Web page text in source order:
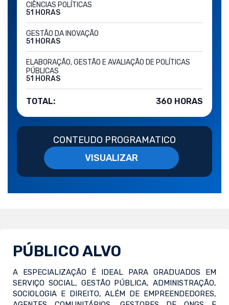
CIÊNCIAS POLÍTICAS
51 HORAS
GESTÃO DA INOVAÇÃO
51 HORAS
ELABORAÇÃO, GESTÃO E AVALIAÇÃO DE POLÍTICAS
PÚBLICAS
51 HORAS
TOTAL: 360 HORAS
CONTEUDO PROGRAMATICO
VISUALIZAR
PÚBLICO ALVO
A ESPECIALIZAÇÃO É IDEAL PARA GRADUADOS EM
SERVIÇO SOCIAL, GESTÃO PÚBLICA, ADMINISTRAÇÃO,
SOCIOLOGIA E DIREITO, ALÉM DE EMPREENDEDORES,